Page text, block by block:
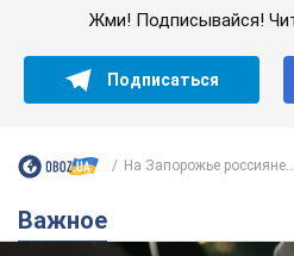
Жми! Подписывайся!
Подписаться
На Запорожье россияне...
Важное